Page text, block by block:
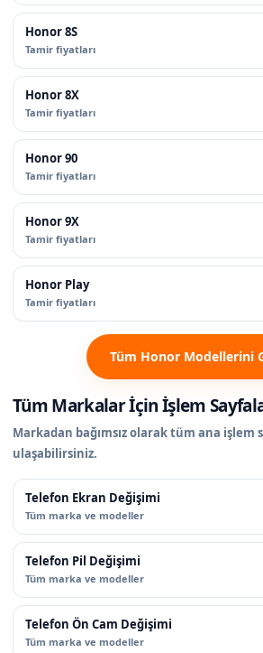
Honor 8S
Tamir fiyatları
Honor 8X
Tamir fiyatları
Honor 90
Tamir fiyatları
Honor 9X
Tamir fiyatları
Honor Play
Tamir fiyatları
Tüm Honor Modellerini
Tüm Markalar İçin İşlem
Markadan bağımsız olarak tüm ana işlem
ulaşabilirsiniz.
Telefon Ekran Değişimi
Tüm marka ve modeller
Telefon Pil Değişimi
Tüm marka ve modeller
Telefon Ön Cam Değişimi
Tüm marka ve modeller